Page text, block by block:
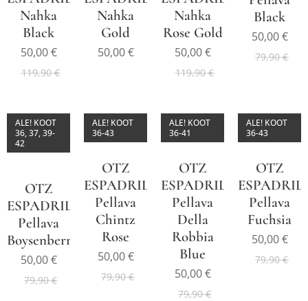
Nahka
Black
50,00€
119,90€
Nahka
Gold
50,00€
Nahka
Rose Gold
50,00€
119,90€
Black
50,00€
79,90€
OTZ
ESPADRILLE
Pellava
Boysenberry
ALE! KOOT
36, 37, 39-
42
50,00€
79,90€
OTZ
ESPADRILLE
Pellava
Chintz
Rose
ALE! KOOT
36-43
50,00€
79,90€
OTZ
ESPADRILLE
Pellava
Della
Robbia
Blue
ALE! KOOT
36-41
50,00€
79,90€
OTZ
Pellava
Fuchsia
ALE! KOOT
36-43
50,00€
79,90€